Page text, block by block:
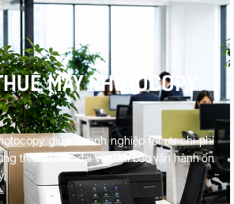
MÁY PHOTOCOPY
giúp doanh nghiệp tối ưu chi phí
thiết bị hiện đại và đảm bảo vận hành ổn